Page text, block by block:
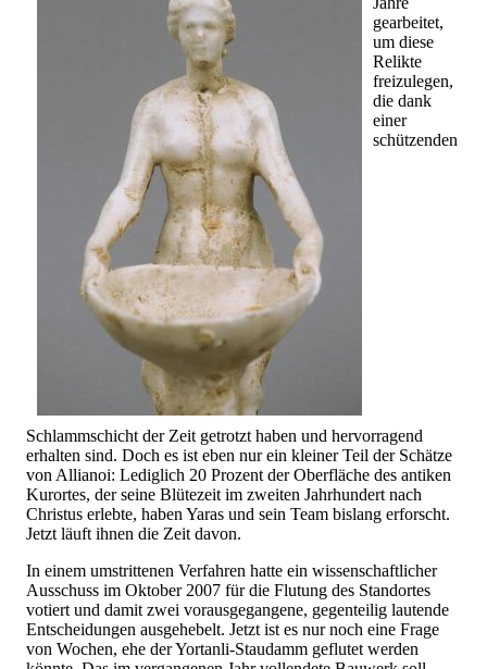
gearbeitet,
um diese
Relikte
freizulegen,
die dank
einer
schützenden
Schlammschicht der Zeit getrotzt haben und hervorragend
erhalten sind. Doch es ist eben nur ein kleiner Teil der Schätze
von Allianoi: Lediglich 20 Prozent der Oberfläche des antiken
Kurortes, der seine Blütezeit im zweiten Jahrhundert nach
Christus erlebte, haben Yaras und sein Team bislang erforscht.
Jetzt läuft ihnen die Zeit davon.
In einem umstrittenen Verfahren hatte ein wissenschaftlicher
Ausschuss im Oktober 2007 für die Flutung des Standortes
votiert und damit zwei vorausgegangene, gegenteilig lautende
Entscheidungen ausgehebelt. Jetzt ist es nur noch eine Frage
von Wochen, ehe der Yortanli-Staudamm geflutet werden